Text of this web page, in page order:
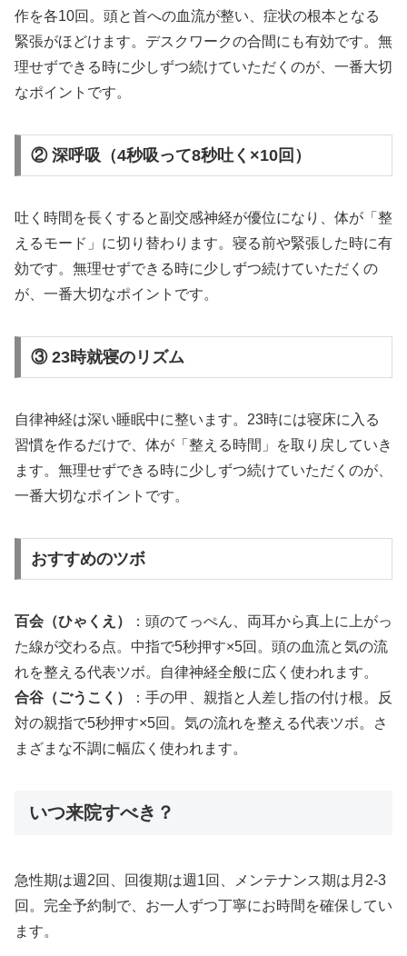
作を各10回。頭と首への血流が整い、症状の根本となる
緊張がほどけます。デスクワークの合間にも有効です。無
理せずできる時に少しずつ続けていただくのが、一番大切
なポイントです。
② 深呼吸（4秒吸って8秒吐く×10回）
吐く時間を長くすると副交感神経が優位になり、体が「整
えるモード」に切り替わります。寝る前や緊張した時に有
効です。無理せずできる時に少しずつ続けていただくの
が、一番大切なポイントです。
③ 23時就寝のリズム
自律神経は深い睡眠中に整います。23時には寝床に入る
習慣を作るだけで、体が「整える時間」を取り戻していき
ます。無理せずできる時に少しずつ続けていただくのが、
一番大切なポイントです。
おすすめのツボ
百会（ひゃくえ）
：頭のてっぺん、両耳から真上に上がっ
た線が交わる点。中指で5秒押す×5回。頭の血流と気の流
れを整える代表ツボ。自律神経全般に広く使われます。
合谷（ごうこく）
：手の甲、親指と人差し指の付け根。反
対の親指で5秒押す×5回。気の流れを整える代表ツボ。さ
まざまな不調に幅広く使われます。
いつ来院すべき？
急性期は週2回、回復期は週1回、メンテナンス期は月2-3
回。完全予約制で、お一人ずつ丁寧にお時間を確保してい
ます。